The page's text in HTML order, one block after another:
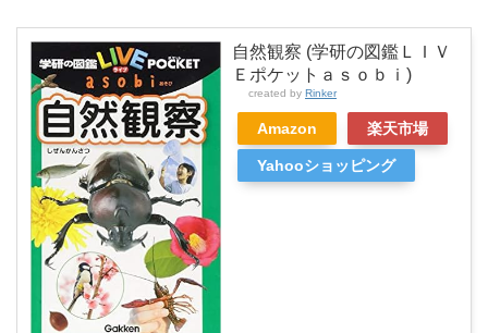
自然観察 (学研の図鑑ＬＩＶ
Ｅポケットａｓｏｂｉ)
created by Rinker
Amazon 楽天市場
Yahooショッピング